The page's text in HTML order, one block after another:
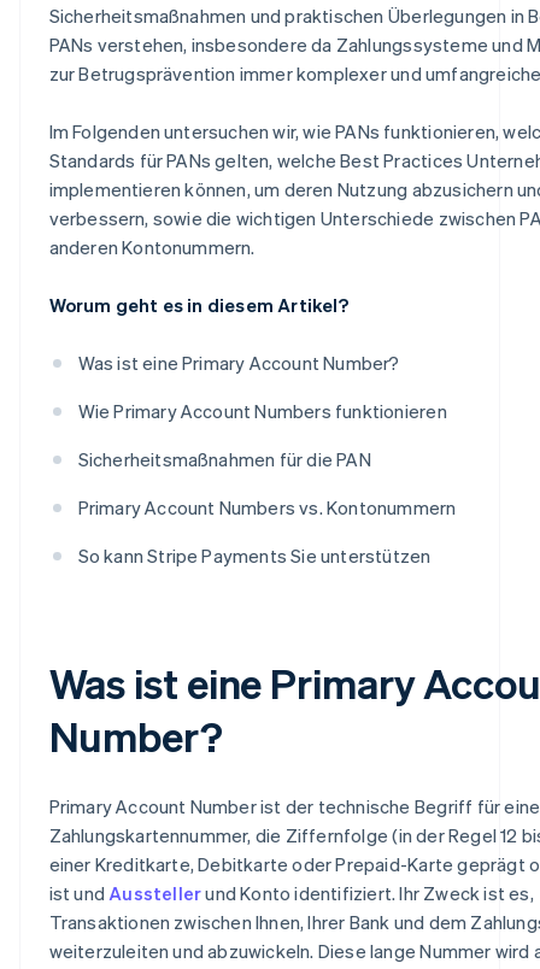
Sicherheitsmaßnahmen und praktischen Überlegungen in
PANs verstehen, insbesondere da Zahlungssysteme und
zur Betrugsprävention immer komplexer und
Im Folgenden untersuchen wir, wie PANs funktionieren,
Standards für PANs gelten, welche Best Practices
implementieren können, um deren Nutzung abzusichern
verbessern, sowie die wichtigen Unterschiede zwischen
anderen Kontonummern.
Worum geht es in diesem Artikel?
Was ist eine Primary Account Number?
Wie Primary Account Numbers funktionieren
Sicherheitsmaßnahmen für die PAN
Primary Account Numbers vs. Kontonummern
So kann Stripe Payments Sie unterstützen
Was ist eine Primary
Number?
Primary Account Number ist der technische Begriff für eine
Zahlungskartennummer, die Ziffernfolge (in der Regel 12
einer Kreditkarte, Debitkarte oder Prepaid-Karte geprägt
ist und Ausstellerund Konto identifiziert. Ihr Zweck ist es,
Transaktionen zwischen Ihnen, Ihrer Bank und dem
weiterzuleiten und abzuwickeln. Diese lange Nummer wird